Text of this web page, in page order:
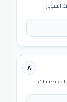
السوق
٨
تطبيقات